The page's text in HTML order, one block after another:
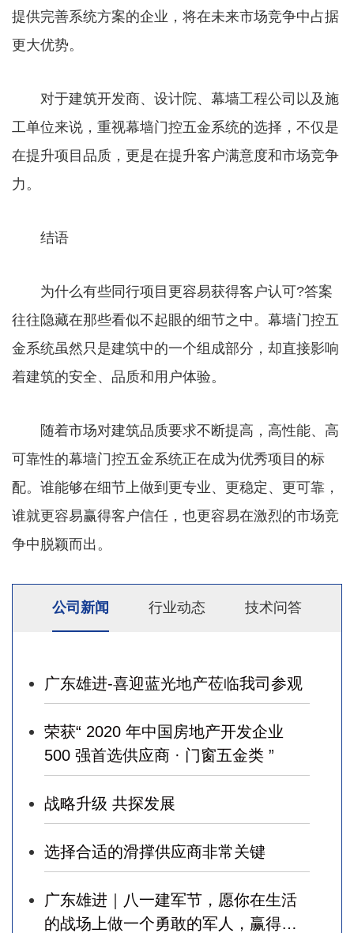
提供完善系统方案的企业，将在未来市场竞争中占据
更大优势。
对于建筑开发商、设计院、幕墙工程公司以及施
工单位来说，重视幕墙门控五金系统的选择，不仅是
在提升项目品质，更是在提升客户满意度和市场竞争
力。
结语
为什么有些同行项目更容易获得客户认可?答案
往往隐藏在那些看似不起眼的细节之中。幕墙门控五
金系统虽然只是建筑中的一个组成部分，却直接影响
着建筑的安全、品质和用户体验。
随着市场对建筑品质要求不断提高，高性能、高
可靠性的幕墙门控五金系统正在成为优秀项目的标
配。谁能够在细节上做到更专业、更稳定、更可靠，
谁就更容易赢得客户信任，也更容易在激烈的市场竞
争中脱颖而出。
公司新闻 行业动态 技术问答
广东雄进-喜迎蓝光地产莅临我司参观
荣获“ 2020 年中国房地产开发企业
500 强首选供应商 · 门窗五金类 ”
战略升级 共探发展
选择合适的滑撑供应商非常关键
广东雄进｜八一建军节，愿你在生活
的战场上做一个勇敢的军人，赢得幸